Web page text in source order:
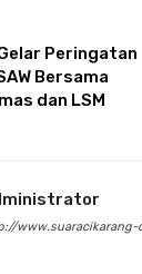
Peringatan
Bersama
dan LSM
www.suaracikarang-